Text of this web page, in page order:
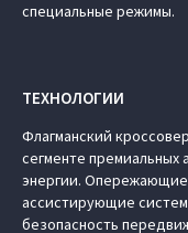
специальные режимы.
ТЕХНОЛОГИИ
Флагманский
сегменте премиальных
энергии.
ассистирующие
безопасность